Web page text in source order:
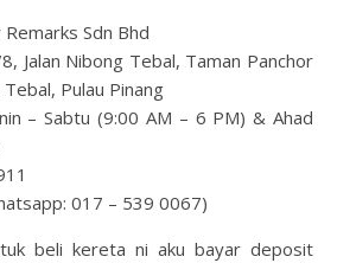
Remarks Sdn Bhd
Jalan Nibong Tebal, Taman Panchor
Pulau Pinang
– Sabtu (9:00 AM – 6 PM) & Ahad
017 – 539 0067)
beli kereta ni aku bayar deposit